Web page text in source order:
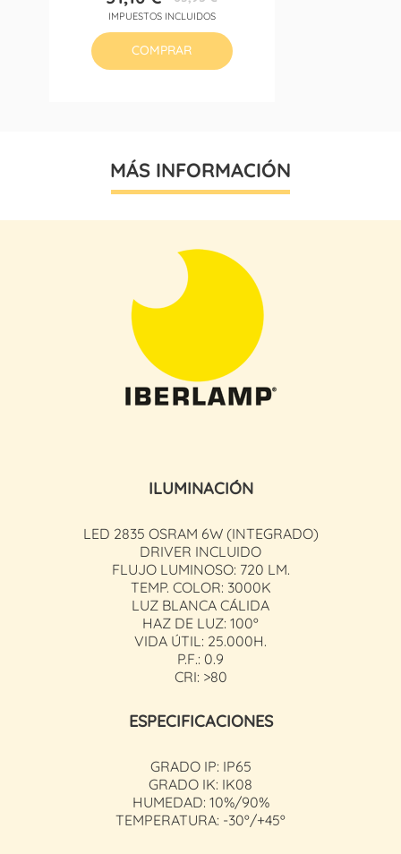
Precio
Precio
base
IMPUESTOS INCLUIDOS
COMPRAR
MÁS INFORMACIÓN
ILUMINACIÓN
LED 2835 OSRAM 6W (INTEGRADO)
DRIVER INCLUIDO
FLUJO LUMINOSO: 720 LM.
TEMP. COLOR: 3000K
LUZ BLANCA CÁLIDA
HAZ DE LUZ: 100º
VIDA ÚTIL: 25.000H.
P.F.: 0.9
CRI: >80
ESPECIFICACIONES
GRADO IP: IP65
GRADO IK: IK08
HUMEDAD: 10%/90%
TEMPERATURA: -30º/+45º